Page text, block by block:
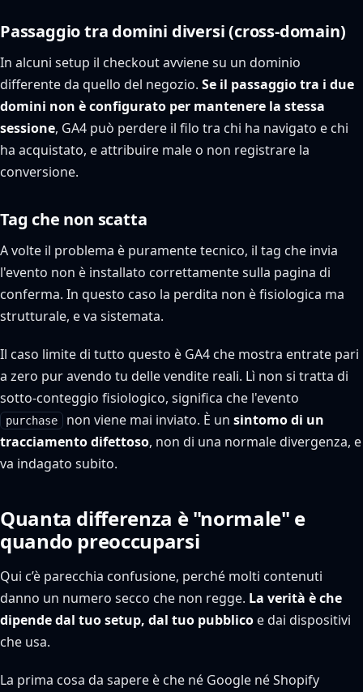
Passaggio tra domini diversi (cross-domain)
In alcuni setup il checkout avviene su un dominio
differente da quello del negozio. Se il passaggio tra i due
domini non è configurato per mantenere la stessa
sessione, GA4 può perdere il filo tra chi ha navigato e chi
ha acquistato, e attribuire male o non registrare la
conversione.
Tag che non scatta
A volte il problema è puramente tecnico, il tag che invia
l'evento non è installato correttamente sulla pagina di
conferma. In questo caso la perdita non è fisiologica ma
strutturale, e va sistemata.
Il caso limite di tutto questo è GA4 che mostra entrate pari
a zero pur avendo tu delle vendite reali. Lì non si tratta di
sotto-conteggio fisiologico, significa che l'evento
purchase non viene mai inviato. È un sintomo di un
tracciamento difettoso, non di una normale divergenza, e
va indagato subito.
Quanta differenza è "normale" e
quando preoccuparsi
Qui c’è parecchia confusione, perché molti contenuti
danno un numero secco che non regge. La verità è che
dipende dal tuo setup, dal tuo pubblico e dai dispositivi
che usa.
La prima cosa da sapere è che né Google né Shopify